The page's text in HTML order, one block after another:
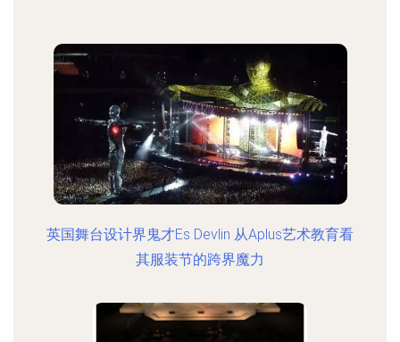
英国舞台设计界鬼才Es Devlin 从Aplus艺术教育看
其服装节的跨界魔力